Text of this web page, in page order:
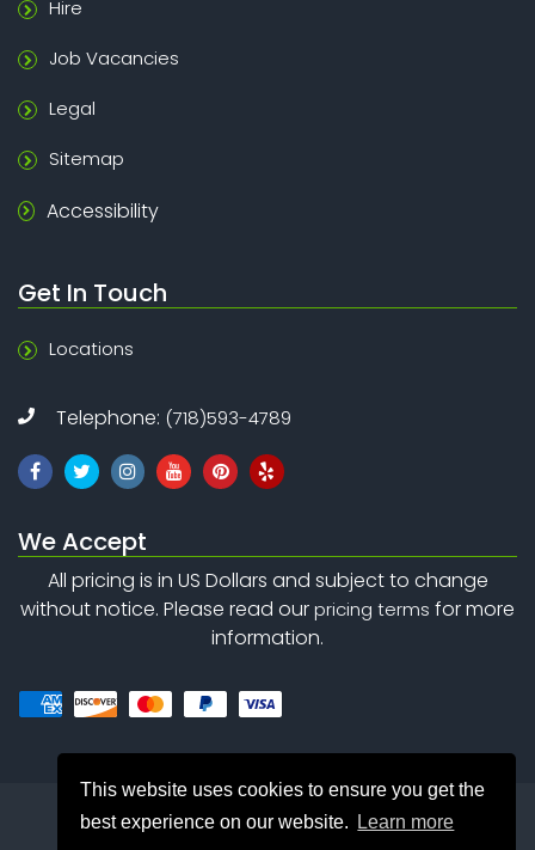
This website uses cookies to ensure you get the
best experience on our website.
Learn more
Hire
Job Vacancies
Legal
Sitemap
Accessibility
Get In Touch
Locations
Telephone: (718)593-4789
We Accept
All pricing is in US Dollars and subject to change
without notice. Please read ourpricing terms for more
information.